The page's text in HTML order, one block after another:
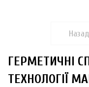
Назад
ГЕРМЕТИЧНІ
ТЕХНОЛОГІЇ